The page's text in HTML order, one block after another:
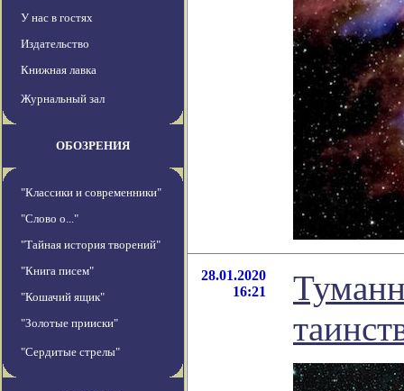
У нас в гостях
Издательство
Книжная лавка
Журнальный зал
ОБОЗРЕНИЯ
"Классики и современники"
"Слово о..."
"Тайная история творений"
"Книга писем"
"Кошачий ящик"
"Золотые прииски"
"Сердитые стрелы"
28.01.2020
16:21